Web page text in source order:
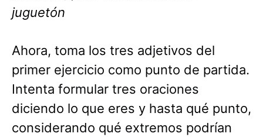
juguetón
Ahora, toma los tres adjetivos del
primer ejercicio como punto de partida.
Intenta formular tres oraciones
diciendo lo que eres y hasta qué punto,
considerando qué extremos podrían